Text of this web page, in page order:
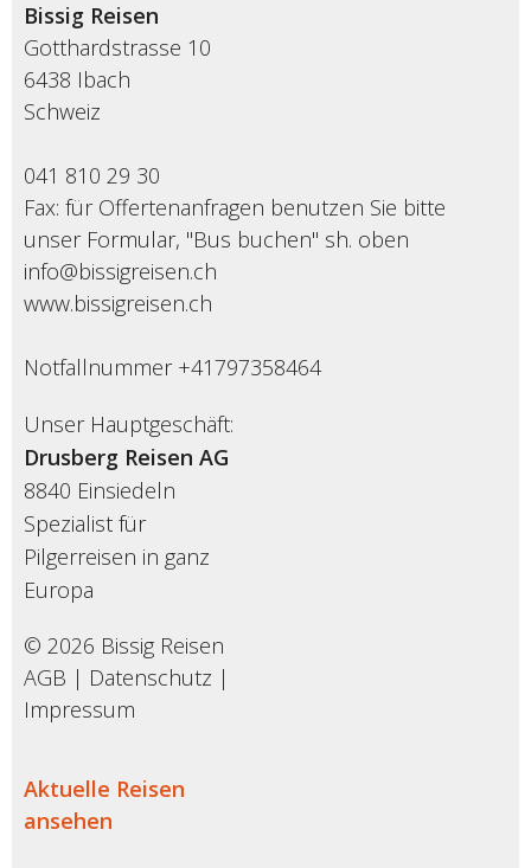
Bissig Reisen
Gotthardstrasse 10
6438 Ibach
Schweiz
041 810 29 30
Fax: für Offertenanfragen benutzen Sie bitte
unser Formular, "Bus buchen" sh. oben
info@bissigreisen.ch
www.bissigreisen.ch
Notfallnummer +41797358464
Unser Hauptgeschäft:
Drusberg Reisen AG
8840 Einsiedeln
Spezialist für
Pilgerreisen in ganz
Europa
© 2026 Bissig Reisen
AGB | Datenschutz |
Impressum
Aktuelle Reisen
ansehen